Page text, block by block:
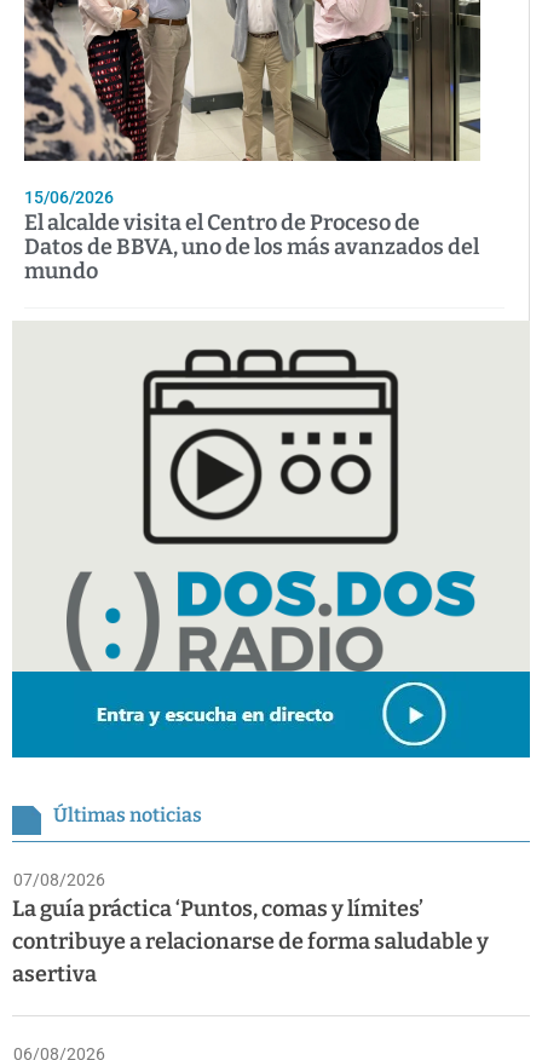
15/06/2026
El alcalde visita el Centro de Proceso de
Datos de BBVA, uno de los más avanzados del
mundo
Últimas noticias
07/08/2026
La guía práctica ‘Puntos, comas y límites’
contribuye a relacionarse de forma saludable y
asertiva
06/08/2026